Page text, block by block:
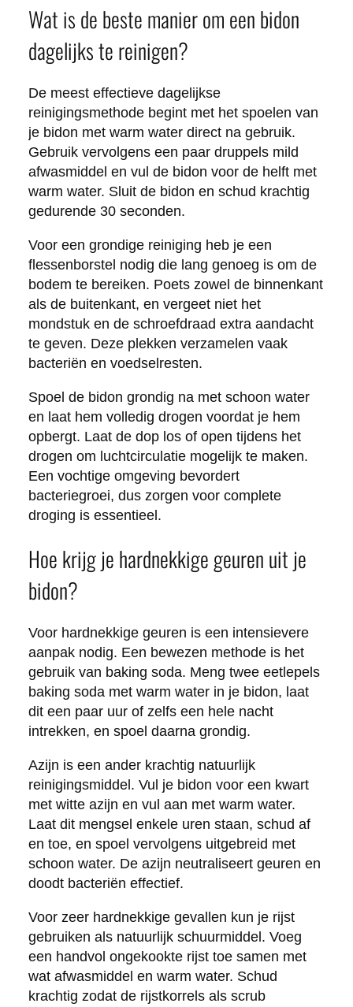
Wat is de beste manier om een bidon
dagelijks te reinigen?
De meest effectieve dagelijkse
reinigingsmethode begint met het spoelen van
je bidon met warm water direct na gebruik.
Gebruik vervolgens een paar druppels mild
afwasmiddel en vul de bidon voor de helft met
warm water. Sluit de bidon en schud krachtig
gedurende 30 seconden.
Voor een grondige reiniging heb je een
flessenborstel nodig die lang genoeg is om de
bodem te bereiken. Poets zowel de binnenkant
als de buitenkant, en vergeet niet het
mondstuk en de schroefdraad extra aandacht
te geven. Deze plekken verzamelen vaak
bacteriën en voedselresten.
Spoel de bidon grondig na met schoon water
en laat hem volledig drogen voordat je hem
opbergt. Laat de dop los of open tijdens het
drogen om luchtcirculatie mogelijk te maken.
Een vochtige omgeving bevordert
bacteriegroei, dus zorgen voor complete
droging is essentieel.
Hoe krijg je hardnekkige geuren uit je
bidon?
Voor hardnekkige geuren is een intensievere
aanpak nodig. Een bewezen methode is het
gebruik van baking soda. Meng twee eetlepels
baking soda met warm water in je bidon, laat
dit een paar uur of zelfs een hele nacht
intrekken, en spoel daarna grondig.
Azijn is een ander krachtig natuurlijk
reinigingsmiddel. Vul je bidon voor een kwart
met witte azijn en vul aan met warm water.
Laat dit mengsel enkele uren staan, schud af
en toe, en spoel vervolgens uitgebreid met
schoon water. De azijn neutraliseert geuren en
doodt bacteriën effectief.
Voor zeer hardnekkige gevallen kun je rijst
gebruiken als natuurlijk schuurmiddel. Voeg
een handvol ongekookte rijst toe samen met
wat afwasmiddel en warm water. Schud
krachtig zodat de rijstkorrels als scrub